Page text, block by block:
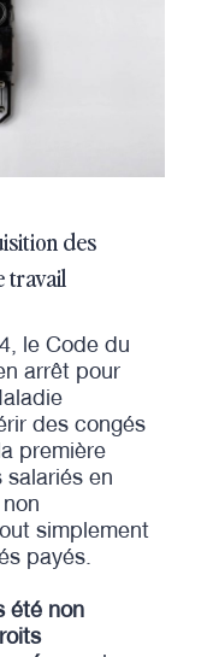
des
travail
le Code du
arrêt pour
des congés
première
salariés en
simplement
payés.
été non